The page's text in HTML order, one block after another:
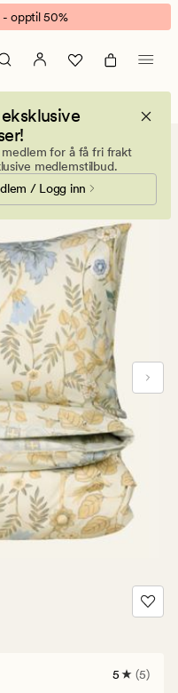
- opptil 50%
for å få fri frakt
medlemstilbud.
/ Logg inn
5
5 (5)